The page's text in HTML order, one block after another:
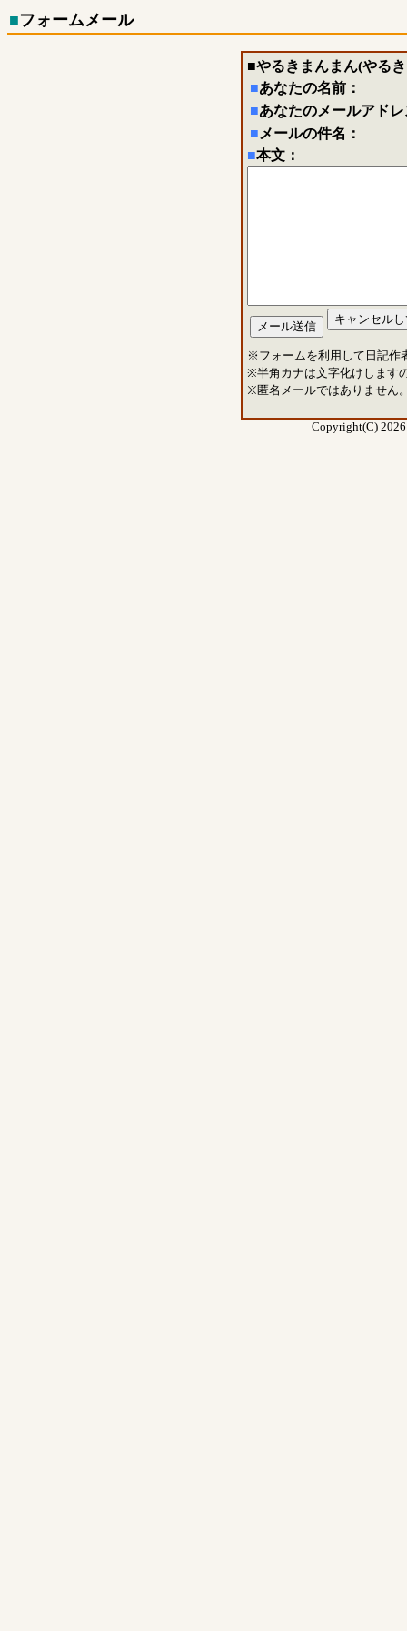
■フォームメール
■やるきまんまん(やる
■あなたの名前：
■あなたのメールアド
■ メールの件名：
■本文：
※フォームを利用して日記作
※半角カナは文字化けします
※匿名メールではありません
Copyright(C)